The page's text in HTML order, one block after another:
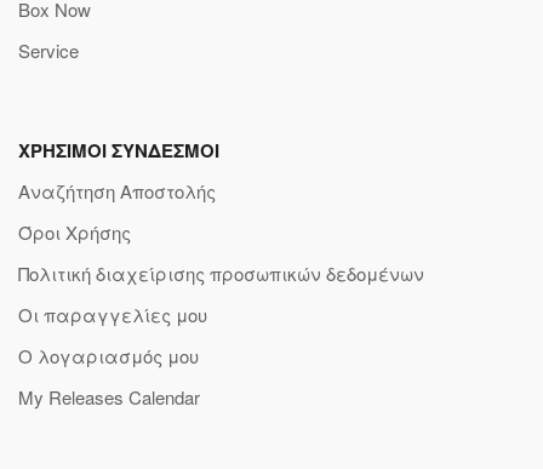
Box Now
Service
ΧΡΗΣΙΜΟΙ ΣΥΝΔΕΣΜΟΙ
Αναζήτηση Αποστολής
Όροι Χρήσης
Πολιτική διαχείρισης προσωπικών δεδομένων
Οι παραγγελίες μου
Ο λογαριασμός μου
My Releases Calendar